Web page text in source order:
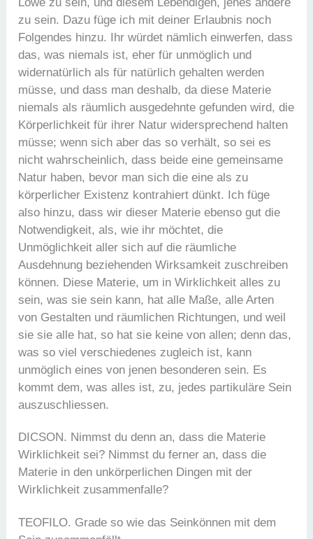
zu sein. Dazu füge ich mit deiner Erlaubnis noch
Folgendes hinzu. Ihr würdet nämlich einwerfen, dass
das, was niemals ist, eher für unmöglich und
widernatürlich als für natürlich gehalten werden
müsse, und dass man deshalb, da diese Materie
niemals als räumlich ausgedehnte gefunden wird, die
Körperlichkeit für ihrer Natur widersprechend halten
müsse; wenn sich aber das so verhält, so sei es
nicht wahrscheinlich, dass beide eine gemeinsame
Natur haben, bevor man sich die eine als zu
körperlicher Existenz kontrahiert dünkt. Ich füge
also hinzu, dass wir dieser Materie ebenso gut die
Notwendigkeit, als, wie ihr möchtet, die
Unmöglichkeit aller sich auf die räumliche
Ausdehnung beziehenden Wirksamkeit zuschreiben
können. Diese Materie, um in Wirklichkeit alles zu
sein, was sie sein kann, hat alle Maße, alle Arten
von Gestalten und räumlichen Richtungen, und weil
sie sie alle hat, so hat sie keine von allen; denn das,
was so viel verschiedenes zugleich ist, kann
unmöglich eines von jenen besonderen sein. Es
kommt dem, was alles ist, zu, jedes partikuläre Sein
auszuschliessen.
DICSON. Nimmst du denn an, dass die Materie
Wirklichkeit sei? Nimmst du ferner an, dass die
Materie in den unkörperlichen Dingen mit der
Wirklichkeit zusammenfalle?
TEOFILO. Grade so wie das Seinkönnen mit dem